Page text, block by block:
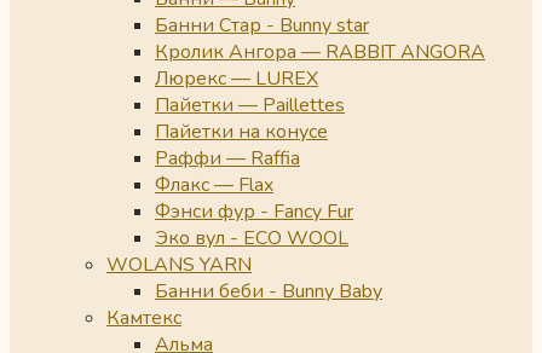
Банни Стар - Bunny star
Кролик Ангора — RABBIT ANGORA
Люрекс — LUREX
Пайетки — Paillettes
Пайетки на конусе
Раффи — Raffia
Флакс — Flax
Фэнси фур - Fancy Fur
Эко вул - ECO WOOL
WOLANS YARN
Банни беби - Bunny Baby
Камтекс
Альма